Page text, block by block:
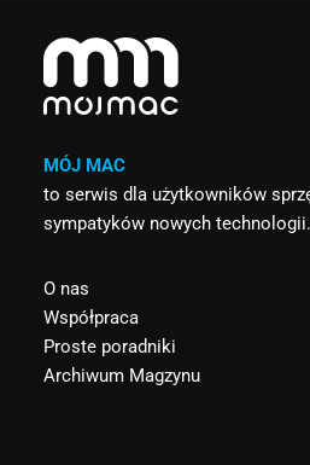
MÓJ MAC
to serwis dla użytkowników
sympatyków nowych technologii.
O nas
Współpraca
Proste poradniki
Archiwum Magzynu